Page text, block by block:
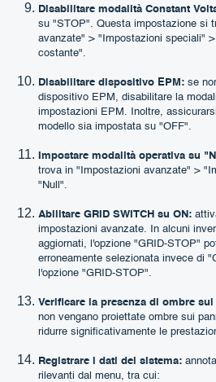
Disabilitare modalità Constant
su "STOP". Questa impostazione si
avanzate" > "Impostazioni speciali"
costante".
Disabilitare dispositivo EPM: se
dispositivo EPM, disabilitare la
impostazioni EPM. Inoltre,
modello sia impostata su "OFF".
Impostare modalità operativa su
trova in "Impostazioni avanzate" >
"Null".
Abilitare GRID SWITCH su ON:
impostazioni avanzate. In alcuni
aggiornati, l'opzione "GRID-STOP"
erroneamente selezionata invece di
l'opzione "GRID-STOP".
Verificare la presenza di ombre
non vengano proiettate ombre sui
ridurre significativamente le
Registrare i dati del sistema:
rilevanti dal menu, tra cui: